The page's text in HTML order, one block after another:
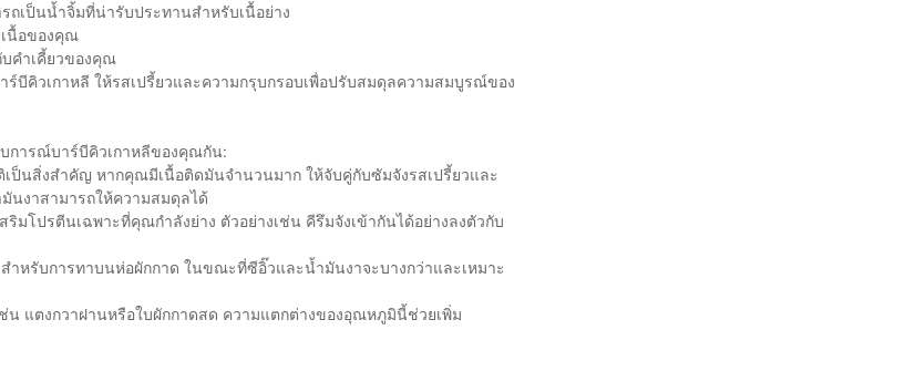
ถเป็นน้ำจิ้มที่น่ารับประทานสำหรับเนื้อย่าง
เนื้อของคุณ
บคำเคี้ยวของคุณ
บีคิวเกาหลี ให้รสเปรี้ยวและความกรุบกรอบเพื่อปรับสมดุลความสมบูรณ์ของ
บการณ์บาร์บีคิวเกาหลีของคุณกัน:
ป็นสิ่งสำคัญ หากคุณมีเนื้อติดมันจำนวนมาก ให้จับคู่กับซัมจังรสเปรี้ยวและ
นงาสามารถให้ความสมดุลได้
โปรตีนเฉพาะที่คุณกำลังย่าง ตัวอย่างเช่น คีรึมจังเข้ากันได้อย่างลงตัวกับ
หรับการทาบนห่อผักกาด ในขณะที่ซีอิ๊วและน้ำมันงาจะบางกว่าและเหมาะ
น แตงกวาฝานหรือใบผักกาดสด ความแตกต่างของอุณหภูมินี้ช่วยเพิ่ม